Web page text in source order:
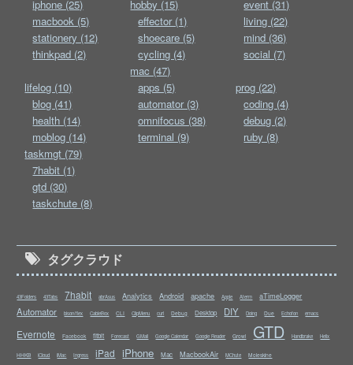
iphone (25)
macbook (5)
stationery (12)
thinkpad (2)
hobby (15)
effector (1)
shoecare (5)
cycling (4)
event (31)
living (22)
mind (36)
social (7)
lifelog (10)
blog (41)
health (14)
moblog (14)
mac (47)
apps (5)
automator (3)
omnifocus (38)
terminal (9)
prog (22)
coding (4)
debug (2)
ruby (8)
taskmgt (79)
7habit (1)
gtd (30)
taskchute (8)
タグクラウド
43Folders 43Tabs 7habit abrAsus Analytics Android apache Apple Aterm aTimeLogger
Automator bison/flex CableBox CLI ClipMenu curl Debug Desktop DIY Doing Due Echofon emacs
Evernote Facebook fitbit Forecast GMail Google Calendar Google Reader Growl GTD Handbrake Helix
HHKB iCloud iMac Ingress iPad iPhone Mac MacbookAir MChute Moleskine